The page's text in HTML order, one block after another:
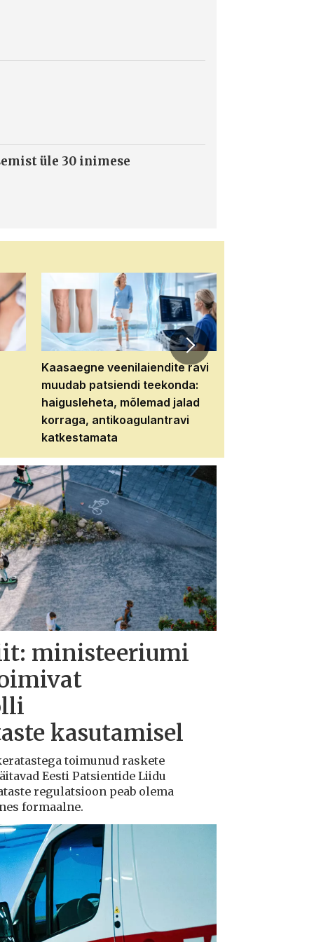
üle 30 inimese
Kaasaegne veenilaiendite ravi
muudab patsiendi teekonda:
haigusleheta, mõlemad jalad
korraga, antikoagulantravi
katkestamata
ministeeriumi
kasutamisel
toimunud raskete
Eesti Patsientide Liidu
regulatsioon peab olema
formaalne.